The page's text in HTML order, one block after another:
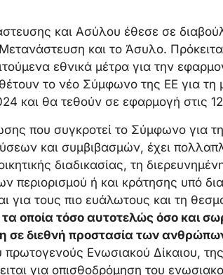
και Ασύλου έθεσε σε
και το Άσυλο.
εθνικά μέτρα για την
το νέο Σύμφωνο της ΕΕ για τη
και θα τεθούν σε εφαρμογή στις
που συγκροτεί το Σύμφωνο για
και συμβιβασμών, έχει
διαδικασίας, τη
περιορισμού ή και κράτησης υπό
τους πιο ευάλωτους και τη
τα οποία τόσο αυτοτελώς όσο και
σε διεθνή προστασία των
Ενωσιακού Δίκαιου,
για οπισθοδρόμηση του